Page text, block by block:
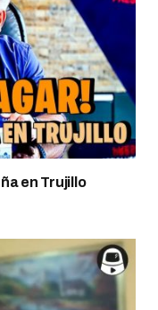
en Trujillo